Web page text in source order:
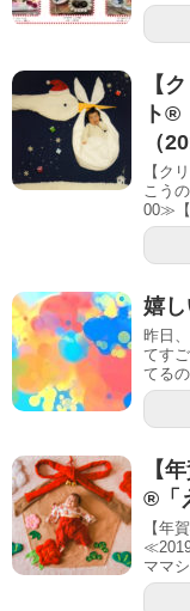
【
ト®
（
【ク
こう
00≫【
嬉
昨日
てす
てる
【
®「
【年
ママ